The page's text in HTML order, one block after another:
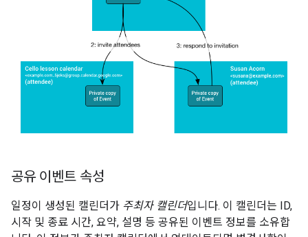
공유 이벤트 속성
일정이 생성된 캘린더가 주최자 캘린더입니다. 이 캘린더는 ID,
시작 및 종료 시간, 요약, 설명 등 공유된 이벤트 정보를 소유합